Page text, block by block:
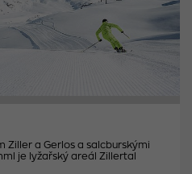
Ziller a Gerlos a salcburskými
je lyžařský areál Zillertal